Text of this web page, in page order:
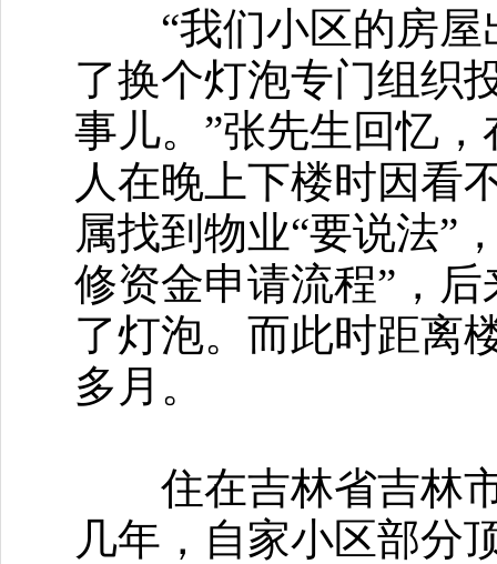
“我们小区的房屋
了换个灯泡专门组织
事儿。”张先生回忆
人在晚上下楼时因看
属找到物业“要说法”
修资金申请流程”，
了灯泡。而此时距离
多月。
住在吉林省吉林市
几年，自家小区部分